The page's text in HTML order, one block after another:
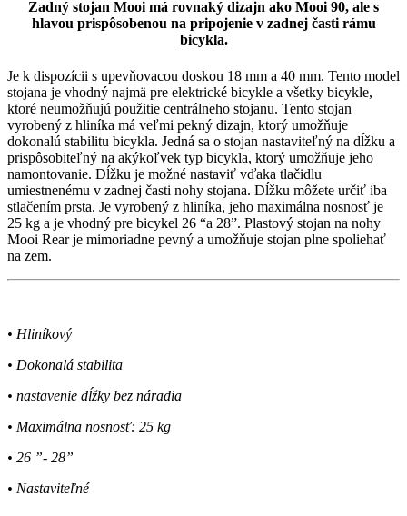
Zadný stojan Mooi má rovnaký dizajn ako Mooi 90, ale s
hlavou prispôsobenou na pripojenie v zadnej časti rámu
bicykla.
Je k dispozícii s upevňovacou doskou 18 mm a 40 mm. Tento model
stojana je vhodný najmä pre elektrické bicykle a všetky bicykle,
ktoré neumožňujú použitie centrálneho stojanu. Tento stojan
vyrobený z hliníka má veľmi pekný dizajn, ktorý umožňuje
dokonalú stabilitu bicykla. Jedná sa o stojan nastaviteľný na dĺžku a
prispôsobiteľný na akýkoľvek typ bicykla, ktorý umožňuje jeho
namontovanie. Dĺžku je možné nastaviť vďaka tlačidlu
umiestnenému v zadnej časti nohy stojana. Dĺžku môžete určiť iba
stlačením prsta. Je vyrobený z hliníka, jeho maximálna nosnosť je
25 kg a je vhodný pre bicykel 26 “a 28”. Plastový stojan na nohy
Mooi Rear je mimoriadne pevný a umožňuje stojan plne spoliehať
na zem.
• Hliníkový
• Dokonalá stabilita
• nastavenie dĺžky bez náradia
• Maximálna nosnosť: 25 kg
• 26 ”- 28”
• Nastaviteľné